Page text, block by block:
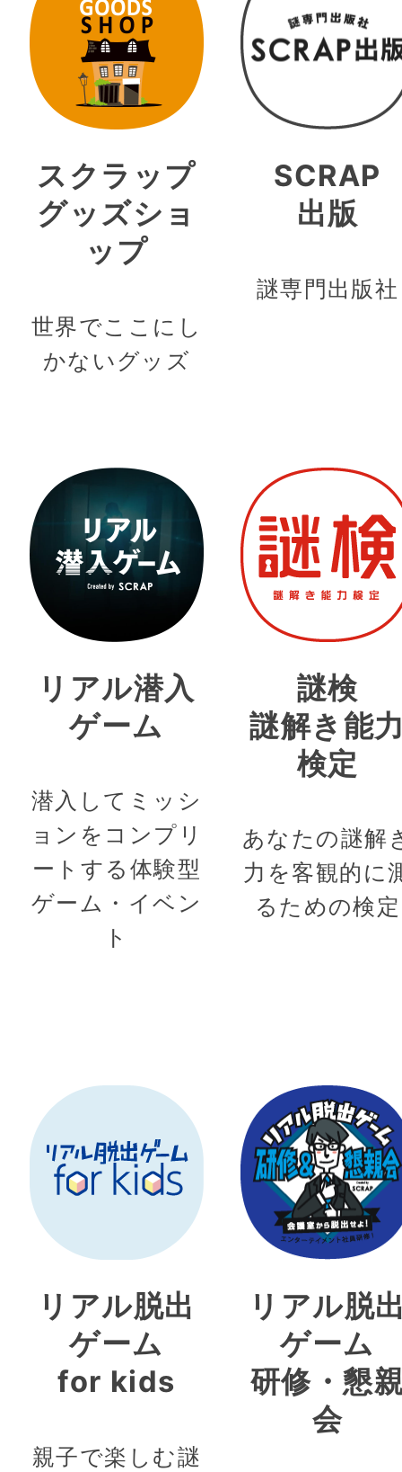
スクラップ
グッズショ
ップ
世界でここにし
かないグッズ
SCRAP
出版
謎専門出版社
リアル潜入
ゲーム
潜入してミッシ
ョンをコンプリ
ートする体験型
ゲーム・イベン
ト
謎検
謎解き能
検定
あなたの謎解
力を客観的に
るための検定
リアル脱出
ゲーム
for kids
親子で楽しむ謎
リアル脱
ゲーム
研修・懇
会